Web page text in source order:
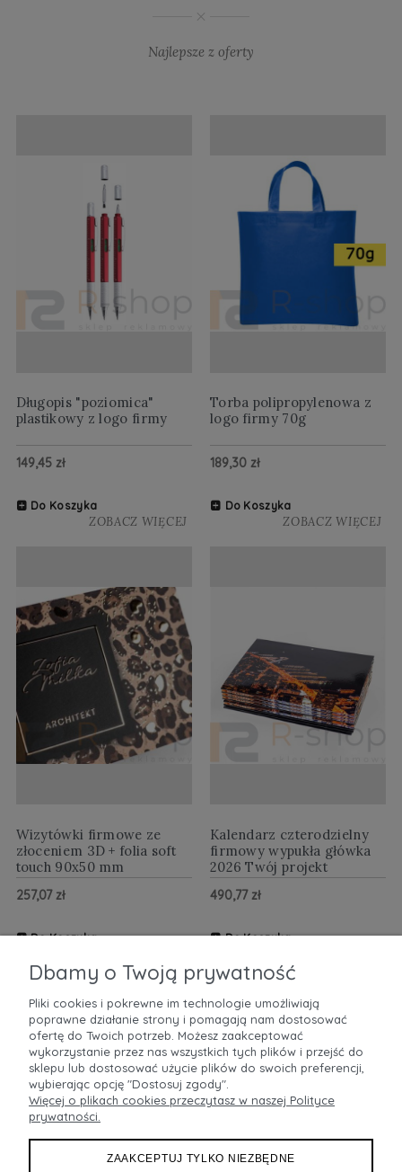
Najlepsze z oferty
Długopis "poziomica"
plastikowy z logo firmy
149,45 zł
Do Koszyka
ZOBACZ WIĘCEJ
Torba polipropylenowa z
logo firmy 70g
189,30 zł
Do Koszyka
ZOBACZ WIĘCEJ
Wizytówki firmowe ze
złoceniem 3D + folia soft
touch 90x50 mm
257,07 zł
Do Koszyka
Kalendarz czterodzielny
firmowy wypukła główka
2026 Twój projekt
490,77 zł
Do Koszyka
POMOC
MOJE KONTO
INFORMACJE
Dbamy o Twoją prywatność
Pliki cookies i pokrewne im technologie umożliwiają
poprawne działanie strony i pomagają nam dostosować
ofertę do Twoich potrzeb. Możesz zaakceptować
wykorzystanie przez nas wszystkich tych plików i przejść do
sklepu lub dostosować użycie plików do swoich preferencji,
wybierając opcję "Dostosuj zgody".
Więcej o plikach cookies przeczytasz w naszej Polityce
prywatności.
ZAAKCEPTUJ TYLKO NIEZBĘDNE